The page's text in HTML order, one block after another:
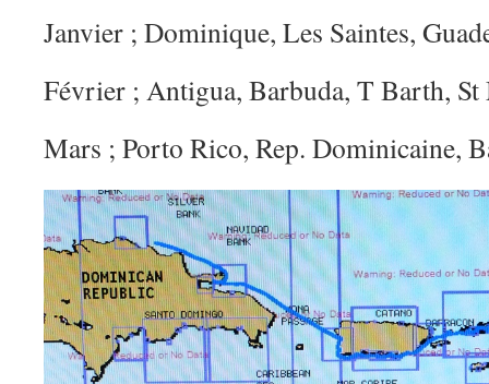
Janvier ; Dominique, Les Saintes,
Février ; Antigua, Barbuda, T Barth,
Mars ; Porto Rico, Rep. Dominicaine,